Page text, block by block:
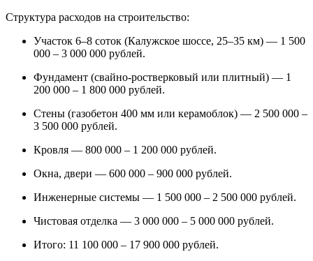
Структура расходов на строительство:
Участок 6–8 соток (Калужское шоссе, 25–35 км) — 1 500
000 – 3 000 000 рублей.
Фундамент (свайно-ростверковый или плитный) — 1
200 000 – 1 800 000 рублей.
Стены (газобетон 400 мм или керамоблок) — 2 500 000 –
3 500 000 рублей.
Кровля — 800 000 – 1 200 000 рублей.
Окна, двери — 600 000 – 900 000 рублей.
Инженерные системы — 1 500 000 – 2 500 000 рублей.
Чистовая отделка — 3 000 000 – 5 000 000 рублей.
Итого: 11 100 000 – 17 900 000 рублей.